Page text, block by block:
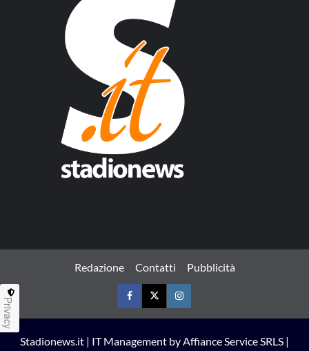
Redazione Contatti Pubblicità
FacebookTwitterInstagram
Stadionews.it | IT Management by Affiance Service SRLS |
Privacy